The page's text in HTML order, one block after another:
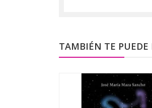
TAMBIÉN TE PUEDE